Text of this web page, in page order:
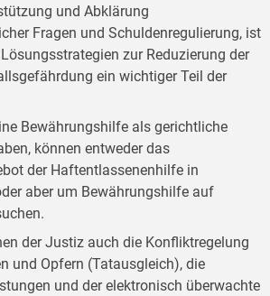
und Abklärung
Fragen und Schuldenregulierung, ist
zur Reduzierung der
ein wichtiger Teil der
Bewährungshilfe als gerichtliche
können entweder das
der Haftentlassenenhilfe in
aber um Bewährungshilfe auf
der Justiz auch die Konfliktregelung
und Opfern (Tatausgleich), die
und der elektronisch überwachte